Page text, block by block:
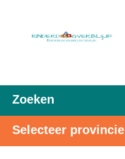
Zoeken
Selecteer provincie